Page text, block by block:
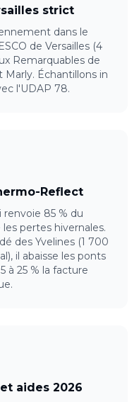
strict
dans le
de Versailles (4
Remarquables de
Échantillons in
l'UDAP 78.
Reflect
85 % du
pertes hivernales.
des Yvelines (1 700
il abaisse les ponts
à 25 % la facture
aides 2026